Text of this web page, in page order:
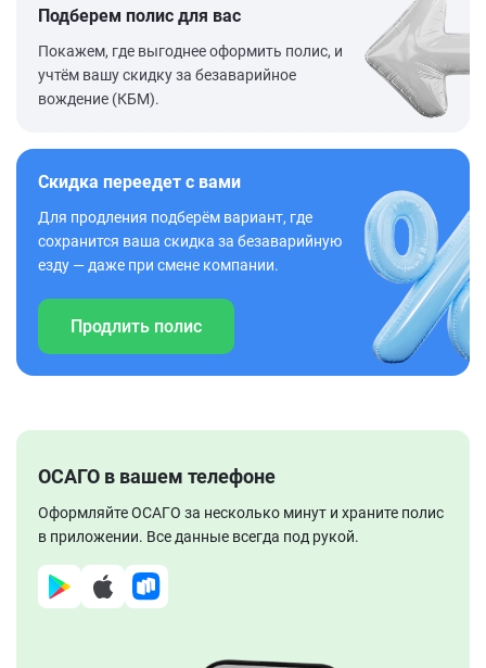
Подберем полис для вас
Покажем, где выгоднее оформить полис, и
учтём вашу скидку за безаварийное
вождение (КБМ).
Скидка переедет с вами
Для продления подберём вариант, где
сохранится ваша скидка за безаварийную
езду — даже при смене компании.
Продлить полис
ОСАГО в вашем телефоне
Оформляйте ОСАГО за несколько минут и храните полис
в приложении. Все данные всегда под рукой.